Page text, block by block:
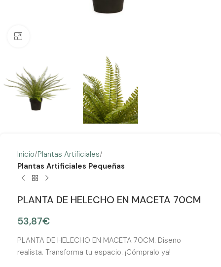
Inicio Plantas Artificiales
Plantas Artificiales Pequeñas
PLANTA DE HELECHO EN MACETA 70CM
53,87€
PLANTA DE HELECHO EN MACETA 70CM. Diseño
realista. Transforma tu espacio. ¡Cómpralo ya!